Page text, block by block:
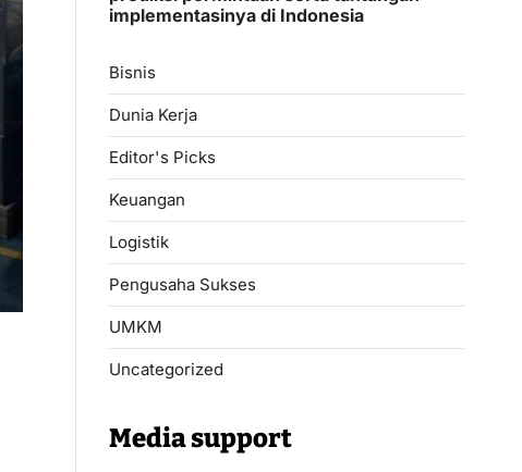
implementasinya di Indonesia
Bisnis
Dunia Kerja
Editor's Picks
Keuangan
Logistik
Pengusaha Sukses
UMKM
Uncategorized
Media support